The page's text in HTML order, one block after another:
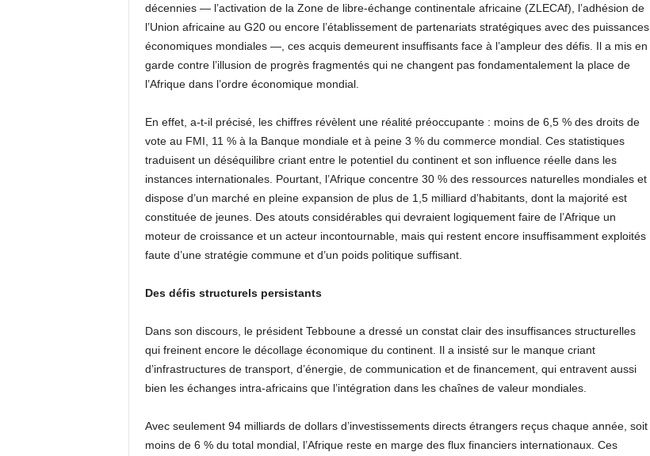
décennies — l’activation de la Zone de libre-échange continentale africaine (ZLECAf), l’adhésion de
l’Union africaine au G20 ou encore l’établissement de partenariats stratégiques avec des puissances
économiques mondiales —, ces acquis demeurent insuffisants face à l’ampleur des défis. Il a mis en
garde contre l’illusion de progrès fragmentés qui ne changent pas fondamentalement la place de
l’Afrique dans l’ordre économique mondial.
En effet, a-t-il précisé, les chiffres révèlent une réalité préoccupante : moins de 6,5 % des droits de
vote au FMI, 11 % à la Banque mondiale et à peine 3 % du commerce mondial. Ces statistiques
traduisent un déséquilibre criant entre le potentiel du continent et son influence réelle dans les
instances internationales. Pourtant, l’Afrique concentre 30 % des ressources naturelles mondiales et
dispose d’un marché en pleine expansion de plus de 1,5 milliard d’habitants, dont la majorité est
constituée de jeunes. Des atouts considérables qui devraient logiquement faire de l’Afrique un
moteur de croissance et un acteur incontournable, mais qui restent encore insuffisamment exploités
faute d’une stratégie commune et d’un poids politique suffisant.
Des défis structurels persistants
Dans son discours, le président Tebboune a dressé un constat clair des insuffisances structurelles
qui freinent encore le décollage économique du continent. Il a insisté sur le manque criant
d’infrastructures de transport, d’énergie, de communication et de financement, qui entravent aussi
bien les échanges intra-africains que l’intégration dans les chaînes de valeur mondiales.
Avec seulement 94 milliards de dollars d’investissements directs étrangers reçus chaque année, soit
moins de 6 % du total mondial, l’Afrique reste en marge des flux financiers internationaux. Ces